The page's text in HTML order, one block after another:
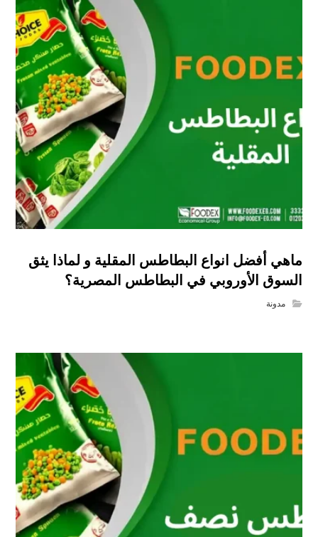
ماهي أفضل انواع البطاطس المقلية و لماذا يثق
السوق الأوروبي في البطاطس المصرية؟
مدونة